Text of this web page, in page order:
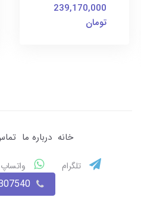
239,170,000
تومان
خانه درباره ما
تلگرام واتساپ